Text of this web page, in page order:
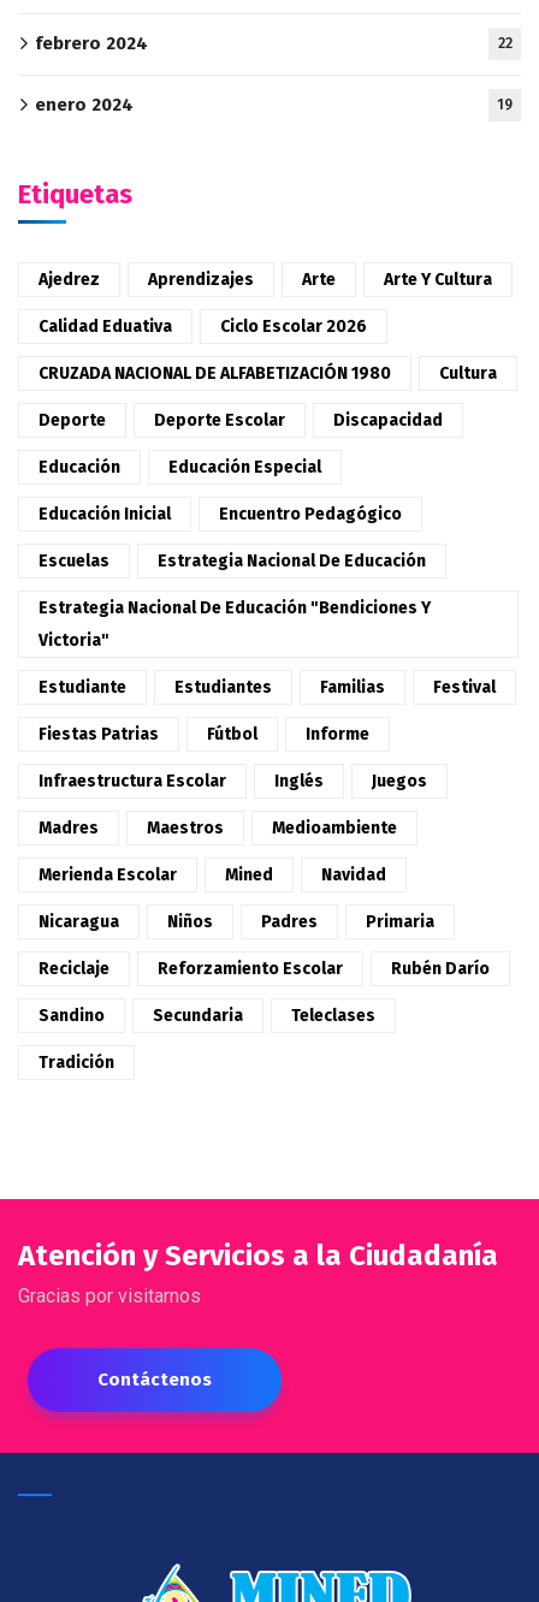
febrero 2024 22
enero 2024 19
Etiquetas
Ajedrez Aprendizajes Arte Arte Y Cultura
Calidad Eduativa Ciclo Escolar 2026
CRUZADA NACIONAL DE ALFABETIZACIÓN 1980 Cultura
Deporte Deporte Escolar Discapacidad
Educación Educación Especial
Educación Inicial Encuentro Pedagógico
Escuelas Estrategia Nacional De Educación
Estrategia Nacional De Educación "Bendiciones Y
Victoria"
Estudiante Estudiantes Familias Festival
Fiestas Patrias Fútbol Informe
Infraestructura Escolar Inglés Juegos
Madres Maestros Medioambiente
Merienda Escolar Mined Navidad
Nicaragua Niños Padres Primaria
Reciclaje Reforzamiento Escolar Rubén Darío
Sandino Secundaria Teleclases
Tradición
Atención y Servicios a la Ciudadanía
Gracias por visitarnos
Contáctenos